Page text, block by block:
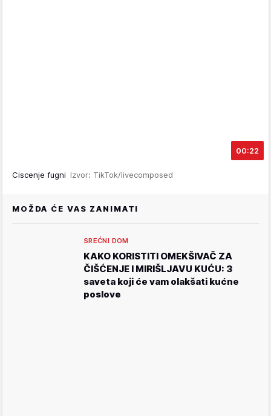
00:22
Ciscenje fugni Izvor: TikTok/livecomposed
MOŽDA ĆE VAS ZANIMATI
SREĆNI DOM
KAKO KORISTITI OMEKŠIVAČ ZA
ČIŠĆENJE I MIRIŠLJAVU KUĆU: 3
saveta koji će vam olakšati kućne
poslove